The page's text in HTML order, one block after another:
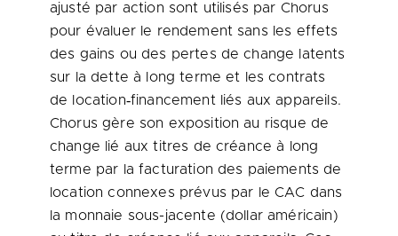
ajusté par action sont utilisés par Chorus
pour évaluer le rendement sans les effets
des gains ou des pertes de change latents
sur la dette à long terme et les contrats
de location‑financement liés aux appareils.
Chorus gère son exposition au risque de
change lié aux titres de créance à long
terme par la facturation des paiements de
location connexes prévus par le CAC dans
la monnaie sous-jacente (dollar américain)